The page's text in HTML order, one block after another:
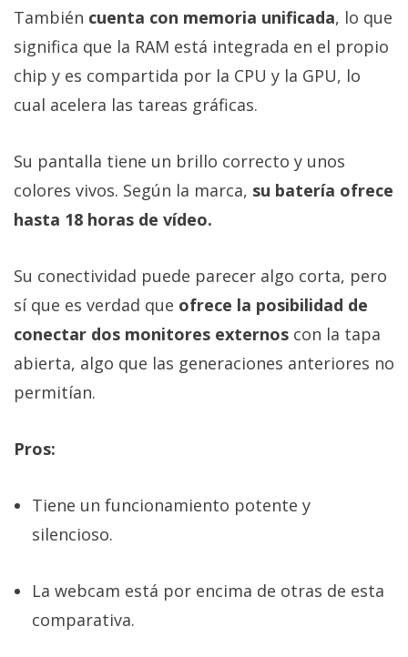
También cuenta con memoria unificada, lo que
significa que la RAM está integrada en el propio
chip y es compartida por la CPU y la GPU, lo
cual acelera las tareas gráficas.
Su pantalla tiene un brillo correcto y unos
colores vivos. Según la marca, su batería ofrece
hasta 18 horas de vídeo.
Su conectividad puede parecer algo corta, pero
sí que es verdad que ofrece la posibilidad de
conectar dos monitores externos con la tapa
abierta, algo que las generaciones anteriores no
permitían.
Pros:
Tiene un funcionamiento potente y
silencioso.
La webcam está por encima de otras de esta
comparativa.